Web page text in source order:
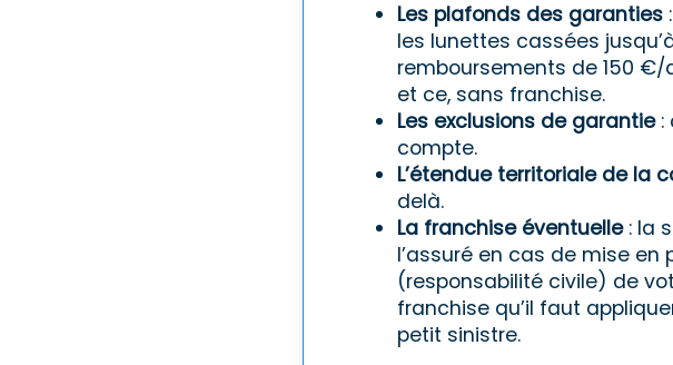
Les plafonds des garanties
les lunettes cassées
remboursements de 150
et ce, sans franchise.
Les exclusions de garantie:
compte.
L’étendue territoriale de la
delà.
La franchise éventuelle: la
l’assuré en cas de mise en
(responsabilité civile) de
franchise qu’il faut
petit sinistre.